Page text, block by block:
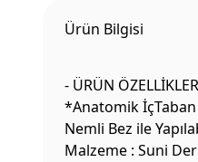
Ürün Bilgisi
- ÜRÜN
*Anatomik
Nemli Bez ile
Malzeme : Suni